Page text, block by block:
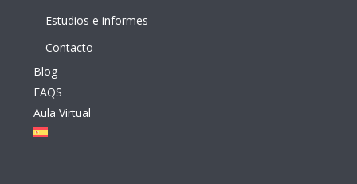
Estudios e informes
Contacto
Blog
FAQS
Aula Virtual